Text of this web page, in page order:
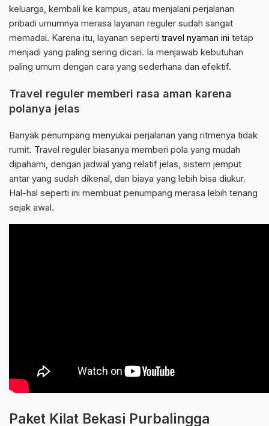
keluarga, kembali ke kampus, atau menjalani perjalanan
pribadi umumnya merasa layanan reguler sudah sangat
memadai. Karena itu, layanan seperti travel nyaman ini tetap
menjadi yang paling sering dicari. Ia menjawab kebutuhan
paling umum dengan cara yang sederhana dan efektif.
Travel reguler memberi rasa aman karena
polanya jelas
Banyak penumpang menyukai perjalanan yang ritmenya tidak
rumit. Travel reguler biasanya memberi pola yang mudah
dipahami, dengan jadwal yang relatif jelas, sistem jemput
antar yang sudah dikenal, dan biaya yang lebih bisa diukur.
Hal-hal seperti ini membuat penumpang merasa lebih tenang
sejak awal.
Paket Kilat Bekasi Purbalingga